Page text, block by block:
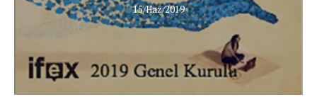
15/Haz/2019